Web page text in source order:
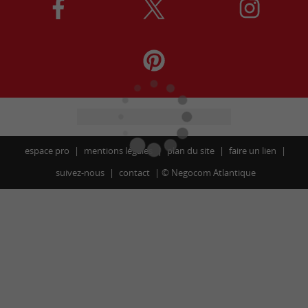
espace pro mentions légales plan du site
faire un lien
suivez-nous
contact © Negocom Atlantique